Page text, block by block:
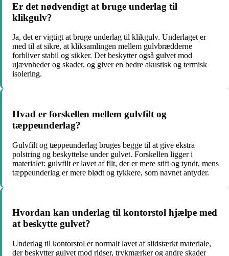
Er det nødvendigt at bruge underlag til
klikgulv?
Ja, det er vigtigt at bruge underlag til klikgulv. Underlaget er
med til at sikre, at kliksamlingen mellem gulvbrædderne
forbliver stabil og sikker. Det beskytter også gulvet mod
ujævnheder og skader, og giver en bedre akustisk og termisk
isolering.
Hvad er forskellen mellem gulvfilt og
tæppeunderlag?
Gulvfilt og tæppeunderlag bruges begge til at give ekstra
polstring og beskyttelse under gulvet. Forskellen ligger i
materialet: gulvfilt er lavet af filt, der er mere stift og tyndt, mens
tæppeunderlag er mere blødt og tykkere, som navnet antyder.
Hvordan kan underlag til kontorstol hjælpe med
at beskytte gulvet?
Underlag til kontorstol er normalt lavet af slidstærkt materiale,
der beskytter gulvet mod ridser, trykmærker og andre skader